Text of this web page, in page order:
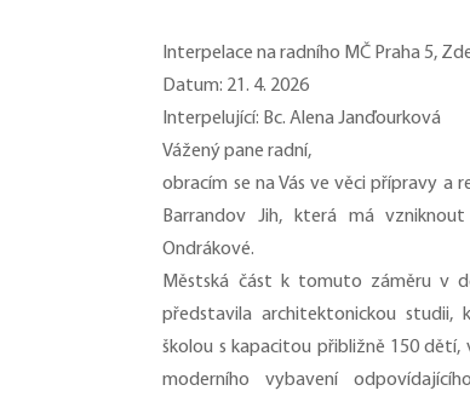
Interpelace na radního MČ Praha 5,
Datum: 21. 4. 2026
Interpelující: Bc. Alena Janďourková
Vážený pane radní,
obracím se na Vás ve věci přípravy a
Barrandov Jih, která má
Ondrákové.
Městská část k tomuto záměru v
představila architektonickou
školou s kapacitou přibližně 150
moderního vybavení